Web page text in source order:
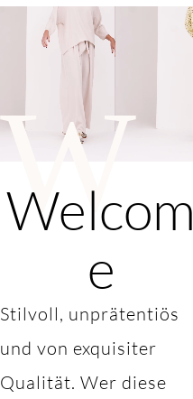
W
Welcom
e
Stilvoll, unprätentiös
und von exquisiter
Qualität. Wer diese